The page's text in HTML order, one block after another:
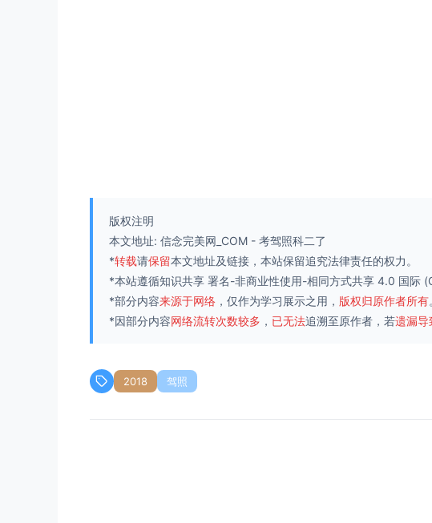
版权注明
本文地址: 信念完美网_COM - 考驾照科二了
*转载请保留本文地址及链接，本站保留追究法律责任的权力。
*本站遵循知识共享 署名-非商业性使用-相同方式共享 4.0 国际
*部分内容来源于网络 ，仅作为学习展示之用， 版权归原作者所有
*因部分内容网络流转次数较多 ， 已无法追溯至原作者，若遗漏导
2018 驾照